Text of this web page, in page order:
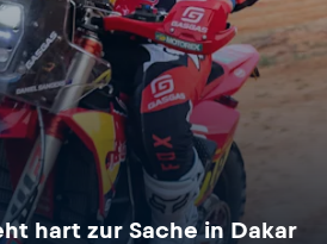
hart zur Sache in Dakar